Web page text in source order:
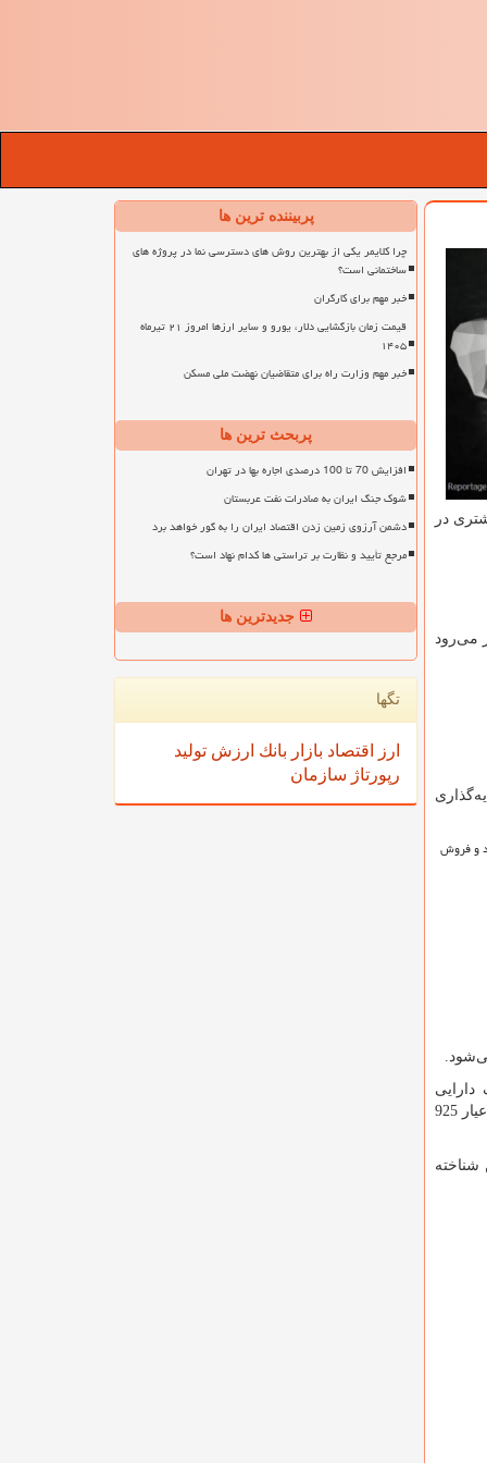
در
میرود
گذاری
و فروش
شود.
و ... از نقره با عیار 925
شناخته
پربیننده ترین ها
چرا کلایمر یکی از بهترین روش های دسترسی نما در پروژه های
ساختمانی است؟
خبر مهم برای کارگران
قیمت زمان بازگشایی دلار، یورو و سایر ارزها امروز ۲۱ تیرماه
۱۴۰۵
خبر مهم وزارت راه برای متقاضیان نهضت ملی مسکن
پربحث ترین ها
افزایش 70 تا 100 درصدی اجاره بها در تهران
شوک جنگ ایران به صادرات نفت عربستان
دشمن آرزوی زمین زدن اقتصاد ایران را به گور خواهد برد
مرجع تأیید و نظارت بر تراستی ها کدام نهاد است؟
جدیدترین ها
تگها
ارز اقتصاد بازار بانك ارزش تولید
رپورتاژ سازمان